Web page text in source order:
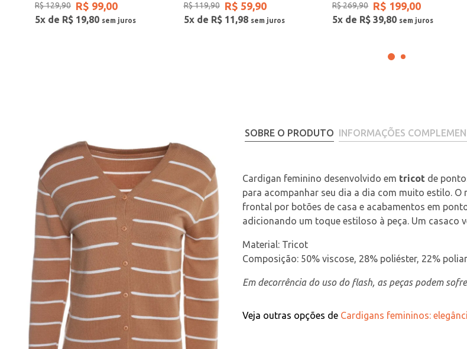
R$129,90 R$ 99,00
5x de R$ 19,80
R$119,90 R$ 59,90
5x de R$ 11,98
R$269,90 R$ 199,00
5x de R$ 39,80
SOBRE O PRODUTO INFORMAÇÕES
Cardigan feminino desenvolvido em tricot de
para acompanhar seu dia a dia com muito estilo.
frontal por botões de casa e acabamentos em
adicionando um toque estiloso à peça. Um casaco
Material: Tricot
Composição: 50% viscose, 28% poliéster, 22%
Em decorrência do uso do flash, as peças podem
Veja outras opções de Cardigans femininos: